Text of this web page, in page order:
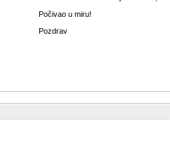
Počivao u miru!
Pozdrav